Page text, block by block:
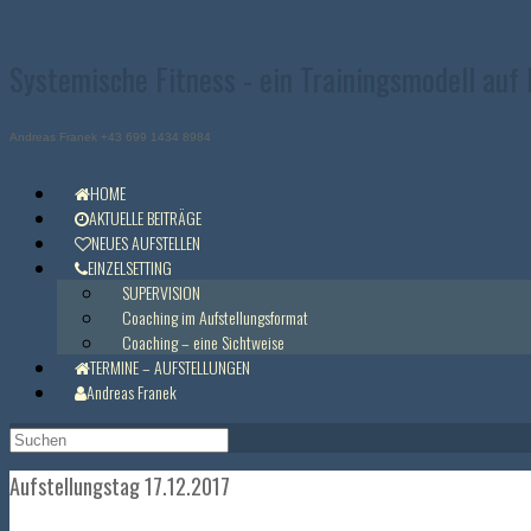
Andreas Franek +43 699 1434 8984
HOME
AKTUELLE BEITRÄGE
NEUES AUFSTELLEN
EINZELSETTING
SUPERVISION
Coaching im Aufstellungsformat
Coaching – eine Sichtweise
TERMINE – AUFSTELLUNGEN
Andreas Franek
Suchen
nach:
Aufstellungstag 17.12.2017